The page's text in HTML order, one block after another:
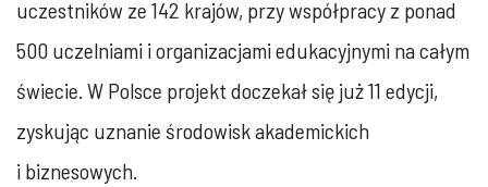
uczestników ze 142 krajów, przy współpracy z ponad
500 uczelniami i organizacjami edukacyjnymi na całym
świecie. W Polsce projekt doczekał się już 11 edycji,
zyskując uznanie środowisk akademickich
i biznesowych.